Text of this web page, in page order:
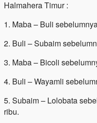
Halmahera Timur :
1. Maba – Buli
2. Buli – Subaim
3. Maba – Bicoli
4. Buli – Wayamli
5. Subaim – Lolobata
ribu.